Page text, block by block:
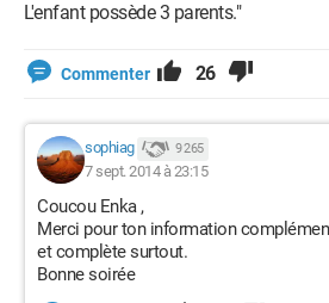
L'enfant possède 3 parents."
Commenter 26
sophiag 9 265
7 sept. 2014 à 23:15
Coucou Enka ,
Merci pour ton information
et complète surtout.
Bonne soirée